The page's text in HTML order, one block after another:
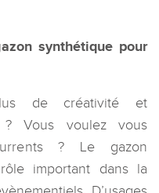
synthétique pour
de créativité et
? Vous voulez vous
? Le gazon
important dans la